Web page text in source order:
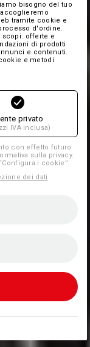
bisogno del tuo
tramite cookie e
d'ordine.
scopi: offerte e
di prodotti
e contenuti.
e metodi
privato
IVA inclusa)
con effetto futuro
sulla privacy.
i cookie”.
dei dati